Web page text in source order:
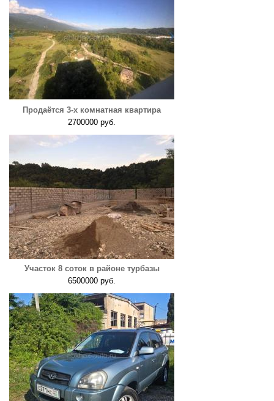
Продаётся 3-х комнатная квартира
2700000 руб.
Участок 8 соток в районе турбазы
6500000 руб.